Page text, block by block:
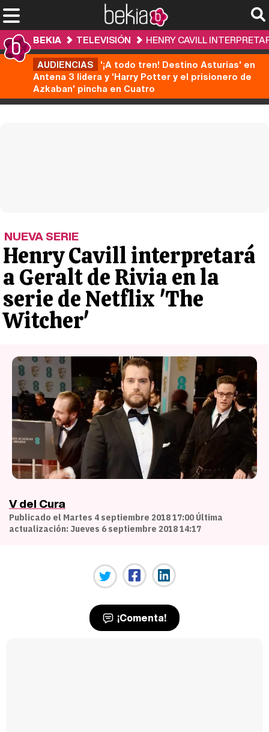
BEKIA TELEVISIÓN
HENRY CAVILL
AUDIENCIAS '¡A todo tren! Destino Asturias' en
Antena 3 lidera y 'Harry Potter y el prisionero de
Azkaban' pincha en Cuatro
NUEVA SERIE
Henry Cavill interpretará
a Geralt de Rivia en la
serie de Netflix 'The
Witcher'
V del Cura
Publicado el Martes 4 septiembre 2018 17:00 Última
actualización: Jueves 6 septiembre 2018 14:17
¡Comenta!